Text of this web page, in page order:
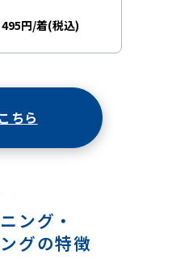
495円/着(税込)
ちら
ング・
グの特徴